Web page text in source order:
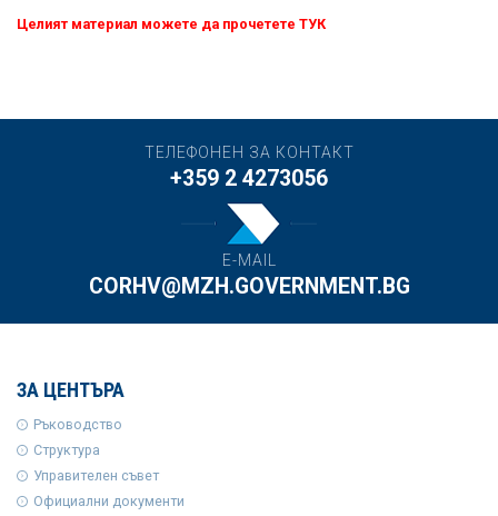
Целият материал можете да прочетете ТУК
ТЕЛЕФОНЕН ЗА КОНТАКТ
+359 2 4273056
E-MAIL
CORHV@MZH.GOVERNMENT.BG
ЗА ЦЕНТЪРА
Ръководство
Структура
Управителен съвет
Официални документи